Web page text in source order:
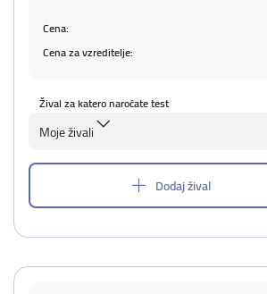
Cena:
Cena za vzreditelje:
Žival za katero naročate test
Moje živali
Dodaj žival